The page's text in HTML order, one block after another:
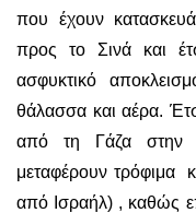
που έχουν
προς το Σινά και
ασφυκτικό
θάλασσα και αέρα.
από τη Γάζα στην
μεταφέρουν τρόφιμα
από Ισραήλ) , καθώς